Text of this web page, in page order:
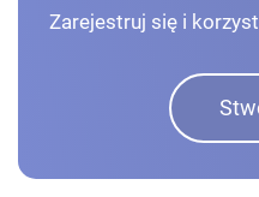
Zarejestruj się i